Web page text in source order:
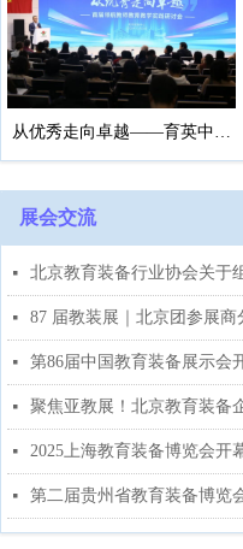
从优秀走向卓越——育英中学
学实践研讨会
넷 北京教育装备行业协会关于
넷 87 届教装展｜北京团参展商
넷 第86届中国教育装备展示会
넷 聚焦亚教展！北京教育装备
넷 2025上海教育装备博览会开
넷 第二届贵州省教育装备博览
展会交流